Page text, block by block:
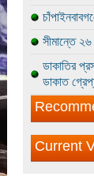
সীমান্তে ২৬
ডাকাতির
ডাকাত
Current